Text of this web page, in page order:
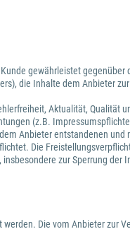
gewährleistet
die Inhalte dem Anbieter
Aktualität, Qualität
(z.B.
Anbieter entstandenen
Die
zur Sperrung
Die vom Anbieter zur